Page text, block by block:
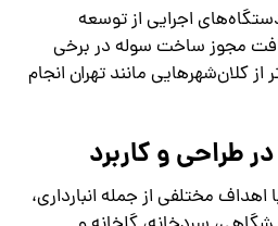
اجرایی از توسعه
مجوز ساخت سوله در برخی
کلان‌شهرهایی مانند تهران انجام
مختلفی از جمله انبارداری،